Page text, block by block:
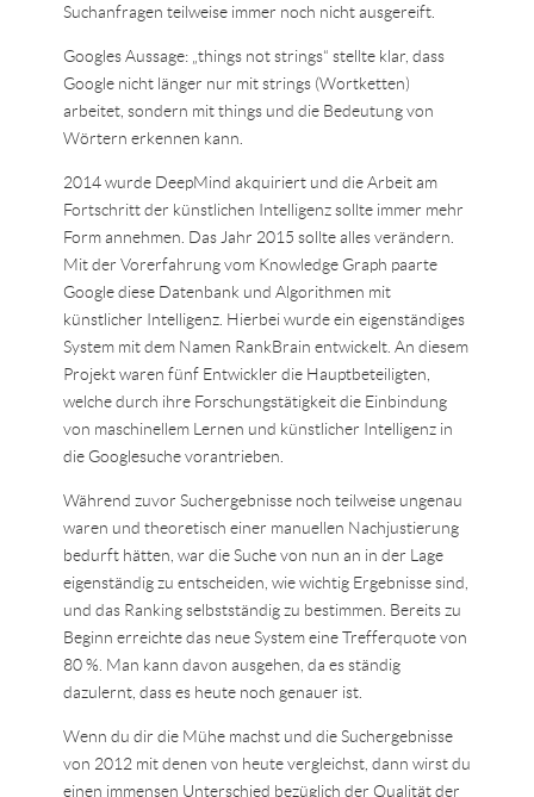
Suchanfragen teilweise immer noch nicht ausgereift.
Googles Aussage: „things not strings“ stellte klar, dass
Google nicht länger nur mit strings (Wortketten)
arbeitet, sondern mit things und die Bedeutung von
Wörtern erkennen kann.
2014 wurde DeepMind akquiriert und die Arbeit am
Fortschritt der künstlichen Intelligenz sollte immer mehr
Form annehmen. Das Jahr 2015 sollte alles verändern.
Mit der Vorerfahrung vom Knowledge Graph paarte
Google diese Datenbank und Algorithmen mit
künstlicher Intelligenz. Hierbei wurde ein eigenständiges
System mit dem Namen RankBrain entwickelt. An diesem
Projekt waren fünf Entwickler die Hauptbeteiligten,
welche durch ihre Forschungstätigkeit die Einbindung
von maschinellem Lernen und künstlicher Intelligenz in
die Googlesuche vorantrieben.
Während zuvor Suchergebnisse noch teilweise ungenau
waren und theoretisch einer manuellen Nachjustierung
bedurft hätten, war die Suche von nun an in der Lage
eigenständig zu entscheiden, wie wichtig Ergebnisse sind,
und das Ranking selbstständig zu bestimmen. Bereits zu
Beginn erreichte das neue System eine Trefferquote von
80 %. Man kann davon ausgehen, da es ständig
dazulernt, dass es heute noch genauer ist.
Wenn du dir die Mühe machst und die Suchergebnisse
von 2012 mit denen von heute vergleichst, dann wirst du
einen immensen Unterschied bezüglich der Qualität der